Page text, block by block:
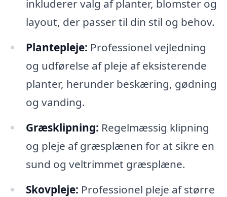
inkluderer valg af planter, blomster og
layout, der passer til din stil og behov.
Plantepleje: Professionel vejledning
og udførelse af pleje af eksisterende
planter, herunder beskæring, gødning
og vanding.
Græsklipning: Regelmæssig klipning
og pleje af græsplænen for at sikre en
sund og veltrimmet græsplæne.
Skovpleje: Professionel pleje af større